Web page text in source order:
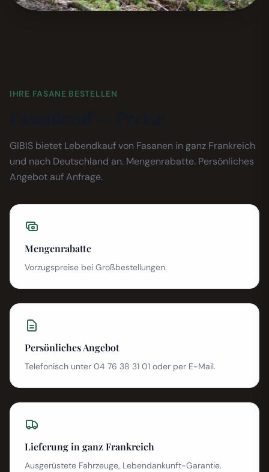
IHRE FASANE BESTELLEN
GIBIS bietet Lebendkauf von Fasanen in ganz Frankreich
und nach Deutschland an. Mengenrabatte. Persönliches
Angebot auf Anfrage.
Mengenrabatte
Vorzugspreise bei Großbestellungen.
Persönliches Angebot
Telefonisch unter 04 76 38 31 01 oder per E-Mail.
Lieferung in ganz Frankreich
Ausgerüstete Fahrzeuge, Lebendankunft-Garantie.